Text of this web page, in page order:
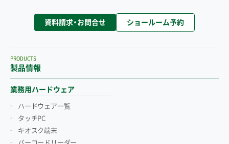
資料請求・お問合せ ショールーム予約
製品情報
PRODUCTS
業務用ハードウェア
ハードウェア一覧
タッチPC
キオスク端末
バーコードリーダー